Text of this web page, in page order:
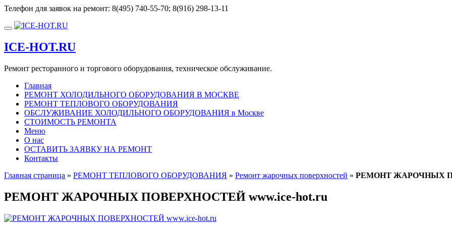
Перейти
содержимому
Телефон для заявок на ремонт: 8(495) 740-55-70; 8(916) 298-13-11
Показать/
навигацию
ICE-HOT.RU
Ремонт ресторанного и торгового оборудования, техническое обслуживание.
Главная
РЕМОНТ ХОЛОДИЛЬНОГО ОБОРУДОВАНИЯ В МОСКВЕ
РЕМОНТ ТЕПЛОВОГО ОБОРУДОВАНИЯ
ОБСЛУЖИВАНИЕ ХОЛОДИЛЬНОГО ОБОРУДОВАНИЯ в Москве
СТОИМОСТЬ РЕМОНТА
Меню
О нас
ОСТАВИТЬ ЗАЯВКУ НА РЕМОНТ
Контакты
Главная страница » РЕМОНТ ТЕПЛОВОГО ОБОРУДОВАНИЯ » Ремонт жарочных поверхностей » РЕМОНТ ЖАРОЧНЫХ
РЕМОНТ ЖАРОЧНЫХ ПОВЕРХНОСТЕЙ www.ice-hot.ru